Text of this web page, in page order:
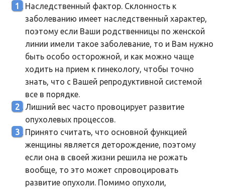
Наследственный фактор. Склонность к
заболеванию имеет наследственный характер,
поэтому если Ваши родственницы по женской
линии имели такое заболевание, то и Вам нужно
быть особо осторожной, и как можно чаще
ходить на прием к гинекологу, чтобы точно
знать, что с Вашей репродуктивной системой
все в порядке.
Лишний вес часто провоцирует развитие
опухолевых процессов.
Принято считать, что основной функцией
женщины является деторождение, поэтому
если она в своей жизни решила не рожать
вообще, то это может спровоцировать
развитие опухоли. Помимо опухоли,